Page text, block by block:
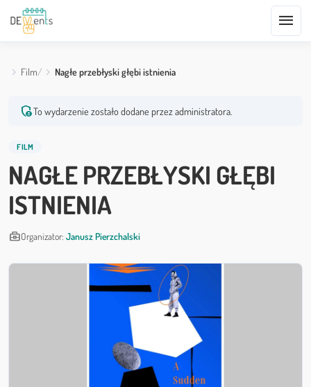
menu
Film Nagłe przebłyski głębi istnienia
admin_panel_settingsTo wydarzenie zostało dodane przez administratora.
FILM
NAGŁE PRZEBŁYSKI GŁĘBI
ISTNIENIA
business_centerOrganizator: Janusz Pierzchalski